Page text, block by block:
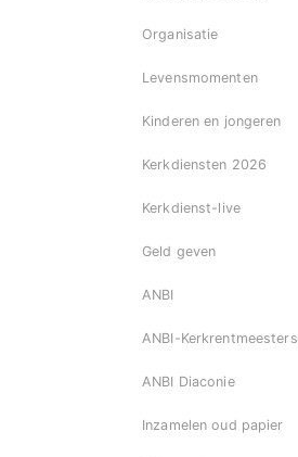
Organisatie
Levensmomenten
Kinderen en jongeren
Kerkdiensten 2026
Kerkdienst-live
Geld geven
ANBI
ANBI-Kerkrentmeesters
ANBI Diaconie
Inzamelen oud papier